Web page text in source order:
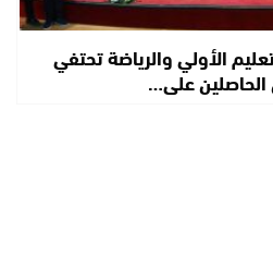
الأولي والرياضة تحتفي
الحاصلين على…